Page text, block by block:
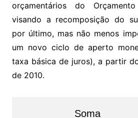
orçamentários do
visando a recomposição do
por último, mas não menos
um novo ciclo de aperto
taxa básica de juros), a partir
de 2010.
Soma